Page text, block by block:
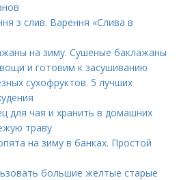
з слив. Варення «Слива в
на зиму. Сушеные баклажаны
и готовим к засушиванию
сухофруктов. 5 лучших
для чая и хранить в домашних
траву
на зиму в банках. Простой
большие желтые старые